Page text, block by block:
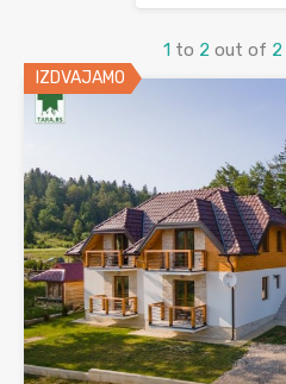
1 to 2 out of 2
IZDVAJAMO